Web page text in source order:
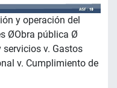
y operación del
ØObra pública Ø
v. Gastos
v. Cumplimiento de